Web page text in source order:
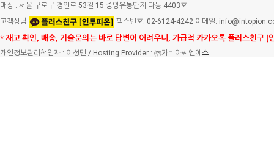
매장 : 서울 구로구 경인로 53길 15 중앙유통단지 다동 4403호
고객상담
팩스번호: 02-6124-4242 이메일:
* 재고 확인, 배송, 기술문의는 바로 답변이 어려우니, 가급적 카카오톡 플러스친구 [
개인정보관리책임자 : 이성민 / Hosting Provider : ㈜가비아씨엔에 스